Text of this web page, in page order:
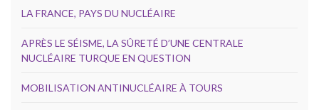
LA FRANCE, PAYS DU NUCLÉAIRE
APRÈS LE SÉISME, LA SÛRETÉ D’UNE CENTRALE
NUCLÉAIRE TURQUE EN QUESTION
MOBILISATION ANTINUCLÉAIRE À TOURS